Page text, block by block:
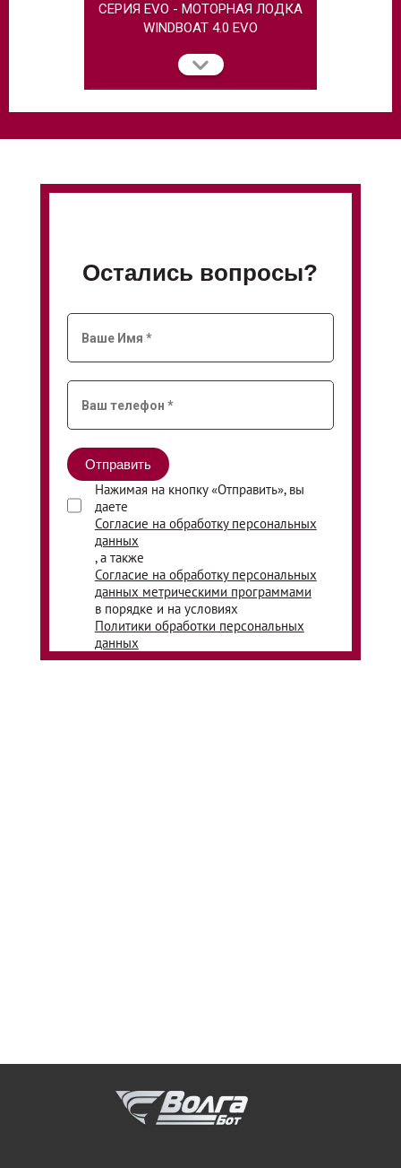
СЕРИЯ EVO - МОТОРНАЯ ЛОДКА
WINDBOAT 4.0 EVO
Остались вопросы?
Нажимая на кнопку «Отправить», вы
даете
Согласие на обработку персональных
данных
, а также
Согласие на обработку персональных
данных метрическими программами
в порядке и на условиях
Политики обработки персональных
данных